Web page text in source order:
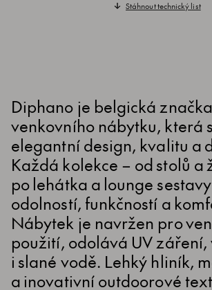
Stáhnout technický list
Diphano je belgická značka
venkovního nábytku, která
elegantní design, kvalitu a
Každá kolekce – od stolů a
po lehátka a lounge
odolností, funkčností a
Nábytek je navržen pro
použití, odolává UV záření,
i slané vodě. Lehký hliník,
a inovativní outdoorové